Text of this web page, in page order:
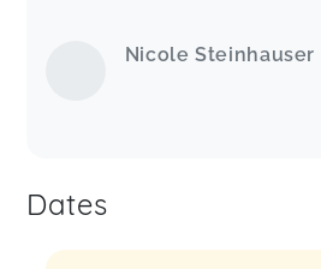
Nicole Steinhauser
Dates